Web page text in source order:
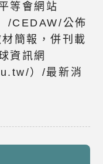
等會網站
/CEDAW/公佈
簡報，併刊載
資訊網
）/最新消